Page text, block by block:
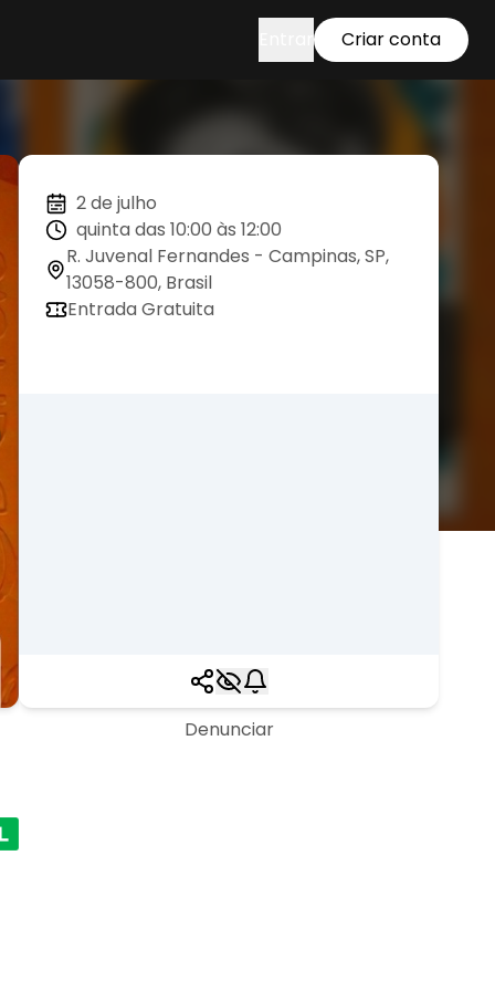
Criar conta
2 de julho
quinta das 10:00 às 12:00
R. Juvenal Fernandes - Campinas, SP,
13058-800, Brasil
Entrada Gratuita
Denunciar